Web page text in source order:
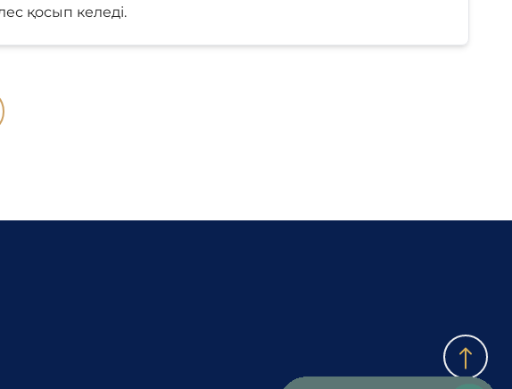
қосып келеді.